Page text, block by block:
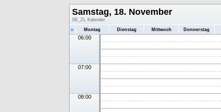
Samstag, 18. November
SE_ZL Kalender
« Montag Dienstag Mittwoch Donnerstag
06:00
07:00
08:00